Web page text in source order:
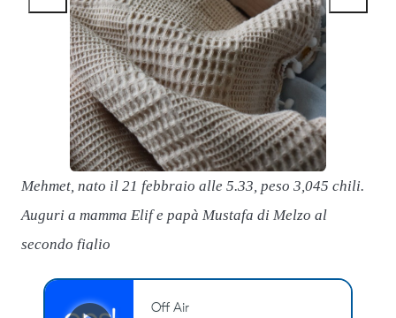
Mehmet, nato il 21 febbraio alle 5.33, peso 3,045 chili.
Auguri a mamma Elif e papà Mustafa di Melzo al
secondo figlio